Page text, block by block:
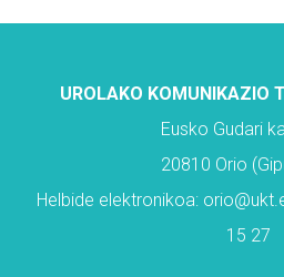
UROLAKO KOMUNIKAZIO
Eusko Gudari
20810 Orio
Helbide elektronikoa:
15 27